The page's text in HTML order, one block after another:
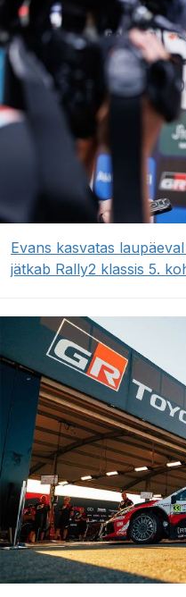
Evans kasvatas
jätkab Rally2 klassis 5.